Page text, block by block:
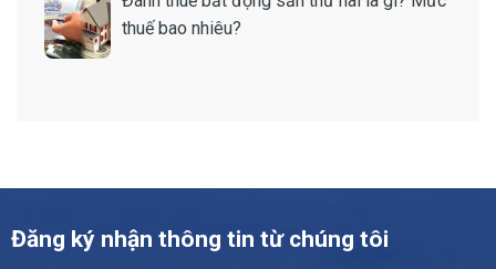
thuế bao nhiêu?
Đăng ký nhận thông tin từ chúng tôi